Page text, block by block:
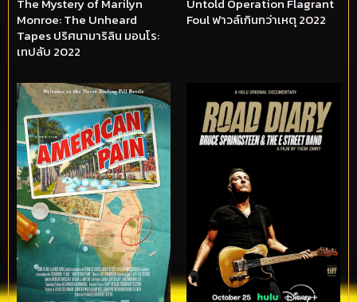
Monroe: The Unheard
Tapes ปริศนามาริลิน มอนโร:
เทปลับ 2022
Foul ฟาวล์เกินกว่าเหตุ 2022